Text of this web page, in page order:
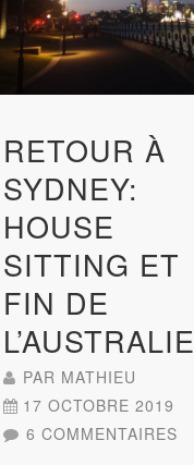
RETOUR À
SYDNEY:
HOUSE
SITTING ET
FIN DE
L’AUSTRALIE
PAR MATHIEU
17 OCTOBRE 2019
6 COMMENTAIRES